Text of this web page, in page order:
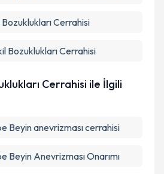
Cerrahisi
Bozuklukları Cerrahisi
Cerrahisi ile İlgili
Beyin anevrizması cerrahisi
Beyin Anevrizması Onarımı